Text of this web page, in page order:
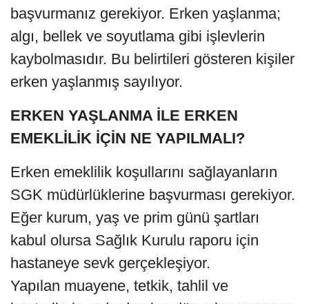
başvurmanız gerekiyor. Erken yaşlanma;
algı, bellek ve soyutlama gibi işlevlerin
kaybolmasıdır. Bu belirtileri gösteren kişiler
erken yaşlanmış sayılıyor.
ERKEN YAŞLANMA İLE ERKEN
EMEKLİLİK İÇİN NE YAPILMALI?
Erken emeklilik koşullarını sağlayanların
SGK müdürlüklerine başvurması gerekiyor.
Eğer kurum, yaş ve prim günü şartları
kabul olursa Sağlık Kurulu raporu için
hastaneye sevk gerçekleşiyor.
Yapılan muayene, tetkik, tahlil ve